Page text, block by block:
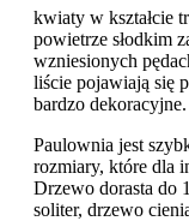
kwiaty w kształcie
powietrze słodkim
wzniesionych
liście pojawiają się
bardzo
Paulownia jest
rozmiary, które dla
Drzewo dorasta do
soliter, drzewo